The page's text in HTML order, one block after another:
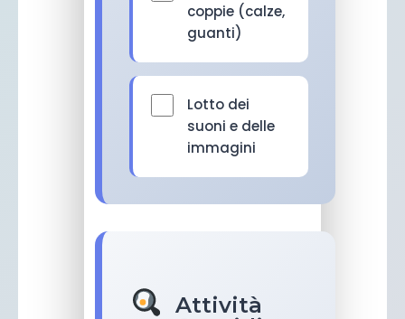
coppie (calze,
guanti)
Lotto dei
suoni e delle
immagini
Attività